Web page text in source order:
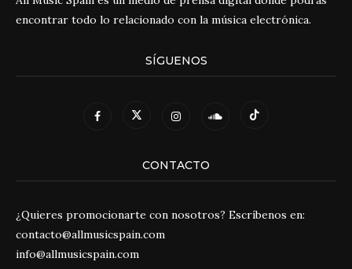
encontrar todo lo relacionado con la música electrónica.
SÍGUENOS
CONTACTO
¿Quieres promocionarte con nosotros? Escríbenos en:
contacto@allmusicspain.com
info@allmusicspain.com